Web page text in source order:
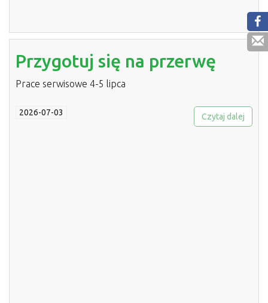
Przygotuj się na przerwę
Prace serwisowe 4-5 lipca
2026-07-03 Czytaj dalej